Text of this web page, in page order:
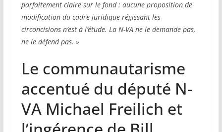
parfaitement claire sur le fond : aucune proposition de
modification du cadre juridique régissant les
circoncisions n’est à l’étude. La N-VA ne le demande pas,
ne le défend pas. »
Le communautarisme
accentué du député N-
VA Michael Freilich et